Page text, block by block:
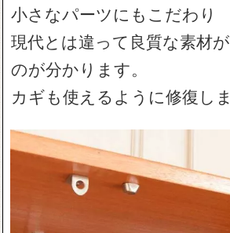
小さなパーツにもこだわり
現代とは違って良質な素材
のが分かります。
カギも使えるように修復しま